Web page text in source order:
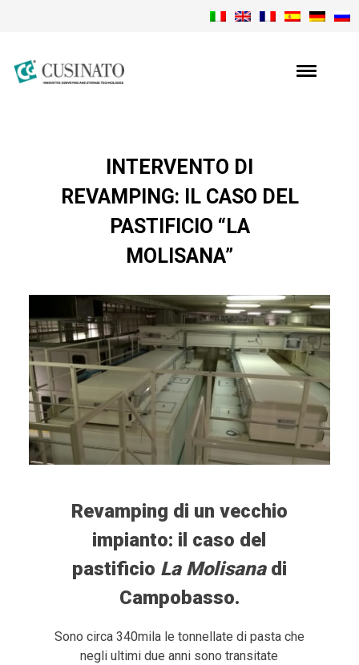
INTERVENTO DI
REVAMPING: IL CASO DEL
PASTIFICIO “LA
MOLISANA”
Revamping di un vecchio
impianto: il caso del
pastificio La Molisanadi
Campobasso.
Sono circa 340mila le tonnellate di pasta che
negli ultimi due anni sono transitate